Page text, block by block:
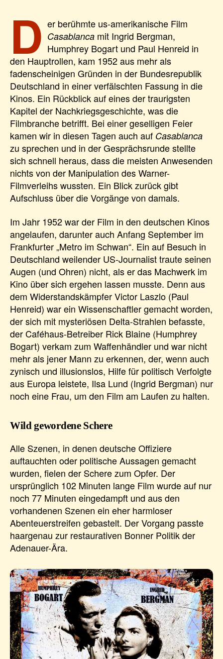
D er berühmte us-amerikanische Film
Casablanca mit Ingrid Bergman,
Humphrey Bogart und Paul Henreid in
den Hauptrollen, kam 1952 aus mehr als
fadenscheinigen Gründen in der Bundesrepublik
Deutschland in einer verfälschten Fassung in die
Kinos. Ein Rückblick auf eines der traurigsten
Kapitel der Nachkriegsgeschichte, was die
Filmbranche betrifft. Bei einer geselligen Feier
kamen wir in diesen Tagen auch auf Casablanca
zu sprechen und in der Gesprächsrunde stellte
sich schnell heraus, dass die meisten Anwesenden
nichts von der Manipulation des Warner-
Filmverleihs wussten. Ein Blick zurück gibt
Aufschluss über die Vorgänge von damals.
Im Jahr 1952 war der Film in den deutschen Kinos
angelaufen, darunter auch Anfang September im
Frankfurter „Metro im Schwan“. Ein auf Besuch in
Deutschland weilender US-Journalist traute seinen
Augen (und Ohren) nicht, als er das Machwerk im
Kino über sich ergehen lassen musste. Denn aus
dem Widerstandskämpfer Victor Laszlo (Paul
Henreid) war ein Wissenschaftler gemacht worden,
der sich mit mysteriösen Delta-Strahlen befasste,
der Caféhaus-Betreiber Rick Blaine (Humphrey
Bogart) verkam zum Waffenhändler und war nicht
mehr als jener Mann zu erkennen, der, wenn auch
zynisch und illusionslos, Hilfe für politisch Verfolgte
aus Europa leistete, Ilsa Lund (Ingrid Bergman) nur
noch eine Frau, um den Film am Laufen zu halten.
Wild gewordene Schere
Alle Szenen, in denen deutsche Offiziere
auftauchten oder politische Aussagen gemacht
wurden, fielen der Schere zum Opfer. Der
ursprünglich 102 Minuten lange Film wurde auf nur
noch 77 Minuten eingedampft und aus den
vorhandenen Szenen ein eher harmloser
Abenteuerstreifen gebastelt. Der Vorgang passte
haargenau zur restaurativen Bonner Politik der
Adenauer-Ära.